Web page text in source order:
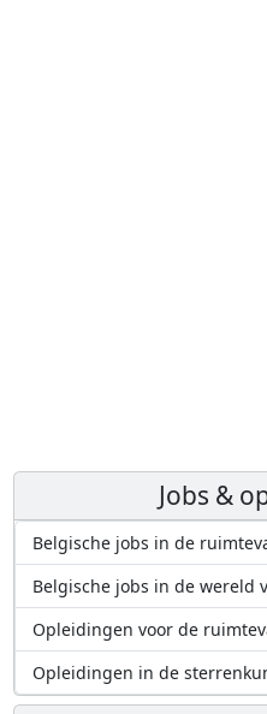
Jobs &
Belgische jobs in de
Belgische jobs in de wereld
Opleidingen voor de
Opleidingen in de